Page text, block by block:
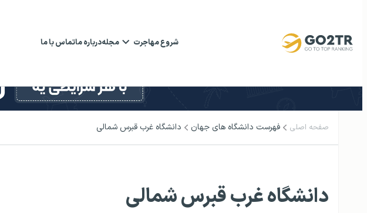
شروع مهاجرت مجلهدرباره ماتماس با ما
صفحه اصلی فهرست دانشگاه‌ های جهان دانشگاه غرب قبرس شمالی
دانشگاه غرب قبرس شمالی